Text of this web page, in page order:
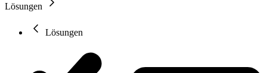
Lösungen
Lösungen